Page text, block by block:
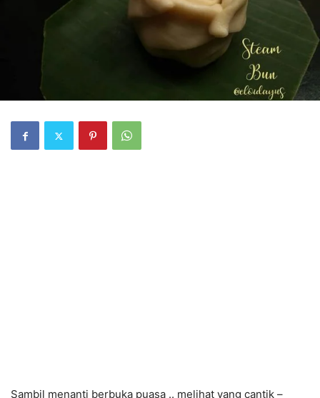
Sambil menanti berbuka puasa .. melihat yang cantik –